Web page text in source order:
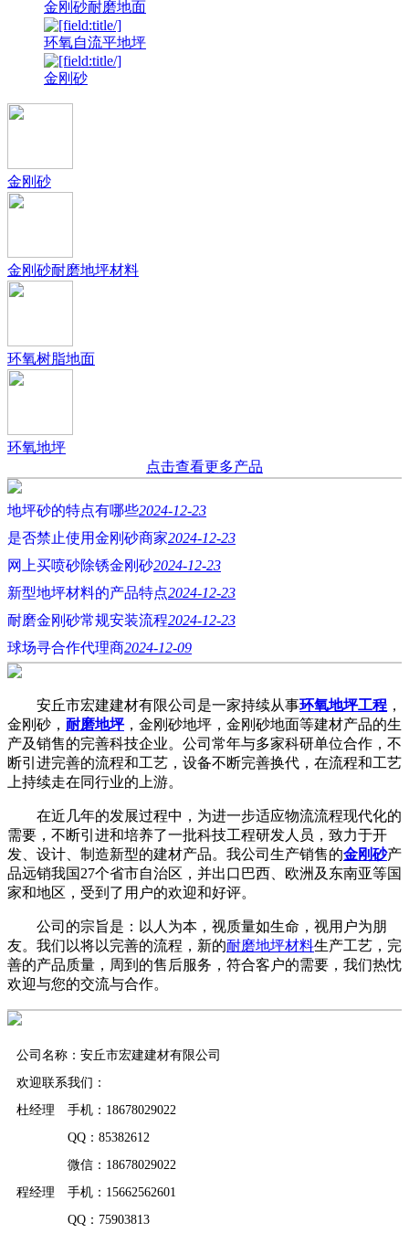
金刚砂耐磨地面
环氧自流平地坪
金刚砂
金刚砂
金刚砂耐磨地坪材料
环氧树脂地面
环氧地坪
点击查看更多产品
地坪砂的特点有哪些2024-12-23
是否禁止使用金刚砂商家2024-12-23
网上买喷砂除锈金刚砂2024-12-23
新型地坪材料的产品特点2024-12-23
耐磨金刚砂常规安装流程2024-12-23
球场寻合作代理商2024-12-09
安丘市宏建建材有限公司是一家持续从事环氧地坪工程 ，
金刚砂， 耐磨地坪，金刚砂地坪，金刚砂地面等建材产品的生
产及销售的完善科技企业。公司常年与多家科研单位合作，不
断引进完善的流程和工艺，设备不断完善换代，在流程和工艺
上持续走在同行业的上游。
在近几年的发展过程中，为进一步适应物流流程现代化的
需要，不断引进和培养了一批科技工程研发人员，致力于开
发、设计、制造新型的建材产品。我公司生产销售的金刚砂产
品远销我国27个省市自治区，并出口巴西、欧洲及东南亚等国
家和地区，受到了用户的欢迎和好评。
公司的宗旨是：以人为本，视质量如生命，视用户为朋
友。我们以将以完善的流程，新的耐磨地坪材料生产工艺，完
善的产品质量，周到的售后服务，符合客户的需要，我们热忱
欢迎与您的交流与合作。
公司名称：安丘市宏建建材有限公司
欢迎联系我们：
杜经理 手机：18678029022
QQ：85382612
微信：18678029022
程经理 手机：15662562601
QQ：75903813